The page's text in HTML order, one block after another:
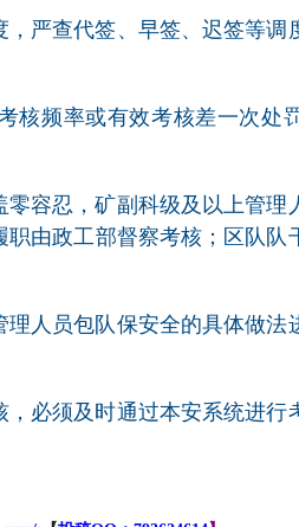
严查代签、早签、迟签等调
核频率或有效考核差一次处
容忍，矿副科级及以上管理
由政工部督察考核；区队队
人员包队保安全的具体做法
必须及时通过本安系统进行